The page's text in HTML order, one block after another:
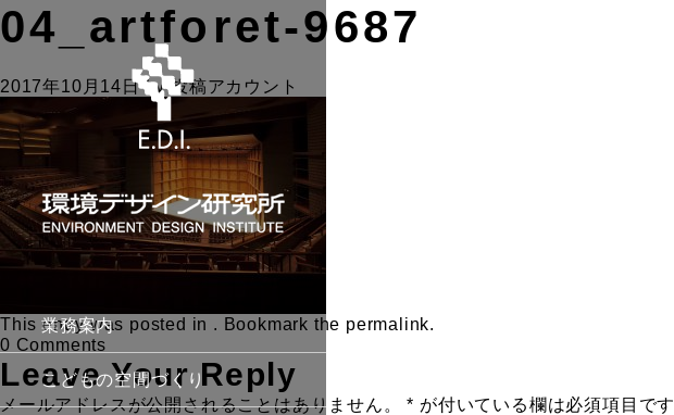
業務案内
こどもの空間づくり
04_artforet-9687
2017年10月14日by 投稿アカウント
This entry was posted in . Bookmark the permalink.
0 Comments
Leave Your Reply
メールアドレスが公開されることはありません。 * が付いている欄は必須項目です